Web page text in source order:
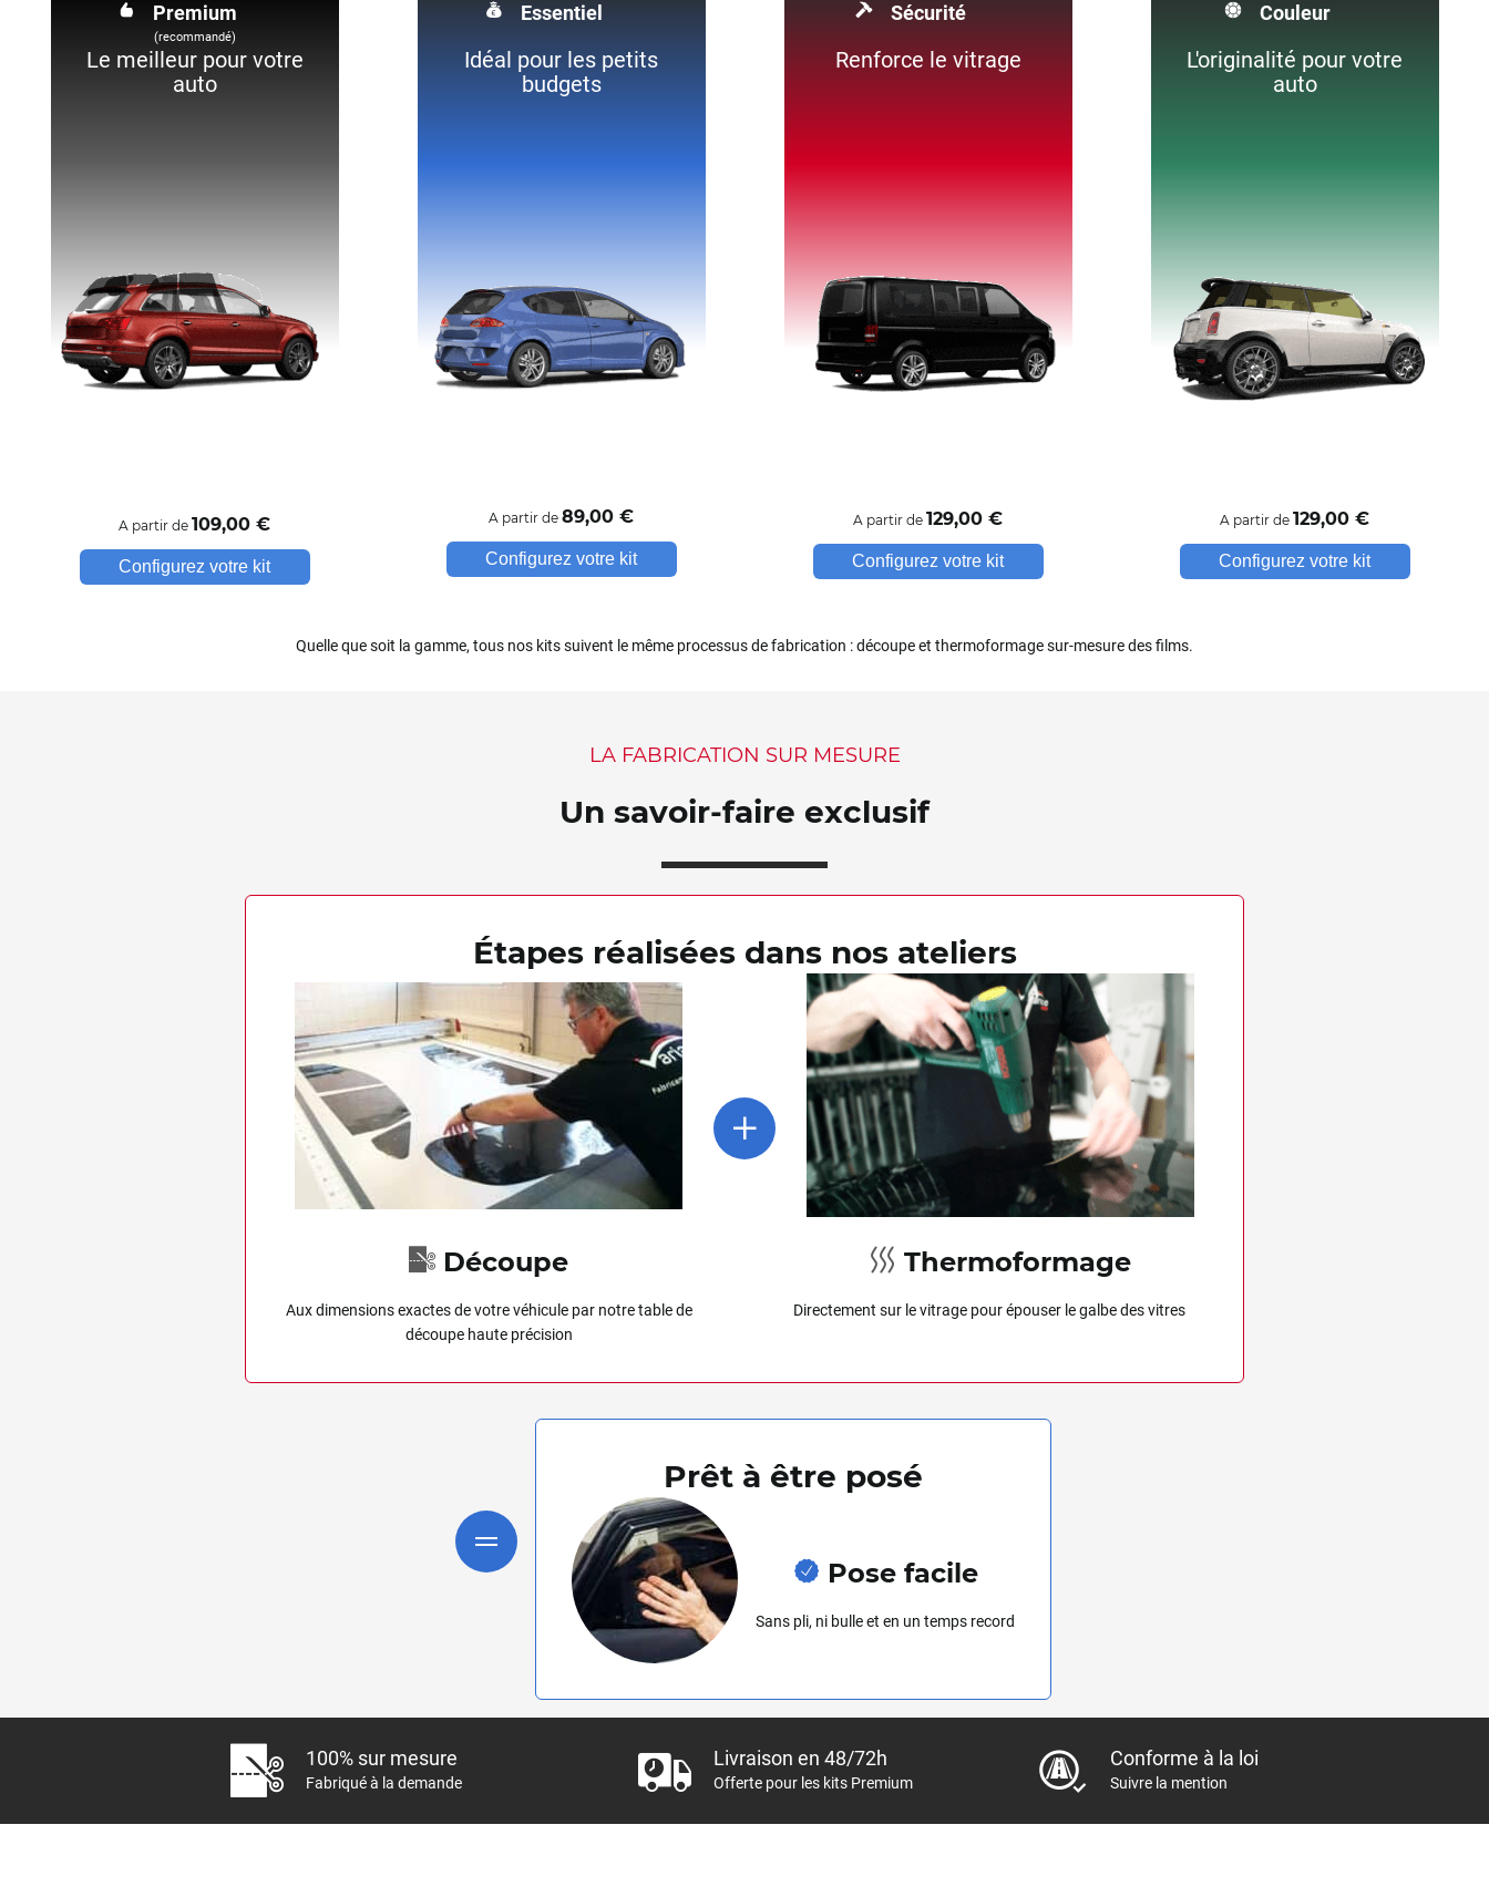
Chrysler
Citroën
Dodge
Dongfeng
Ds
Fiat
Gmc
Kia
Lada
Lamborghini
Premium
(recommandé)
Le meilleur pour votre
auto
A partir de 109,00 €
Configurez votre kit
Essentiel
Idéal pour les petits
budgets
A partir de 89,00 €
Configurez votre kit
Sécurité
Renforce le vitrage
A partir de 129,00 €
Configurez votre kit
Couleur
L'originalité pour votre
auto
A partir de 129,00 €
Configurez votre kit
Quelle que soit la gamme, tous nos kits suivent le même processus de fabrication : découpe et thermoformage sur-mesure des films.
LA FABRICATION SUR MESURE
Un savoir-faire exclusif
Étapes réalisées dans nos ateliers
Découpe
Aux dimensions exactes de votre véhicule par notre table de
découpe haute précision
Thermoformage
Directement sur le vitrage pour épouser le galbe des vitres
Prêt à être posé
Pose facile
Sans pli, ni bulle et en un temps record
100% sur mesure
Fabriqué à la demande
Livraison en 48/72h
Offerte pour les kits Premium
Conforme à la loi
Suivre la mention